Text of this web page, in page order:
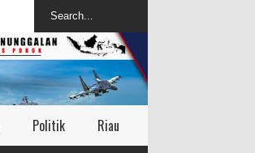
Politik Riau